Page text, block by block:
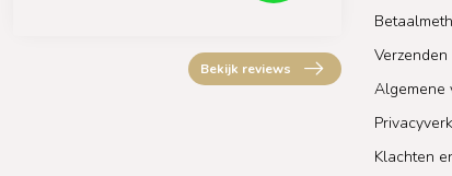
Bekijk reviews
Algemene
Klachten